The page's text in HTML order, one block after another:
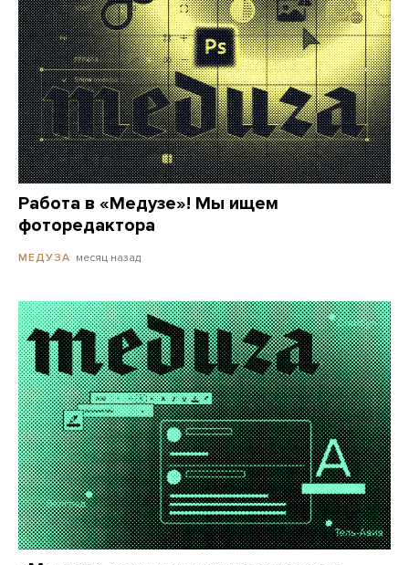
Работа в «Медузе»! Мы ищем
фоторедактора
МЕДУЗА месяц назад